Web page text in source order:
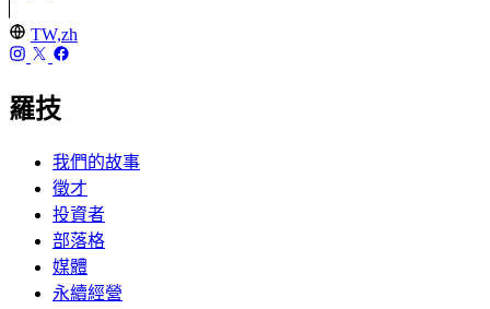
TW,zh
羅技
我們的故事
徵才
投資者
部落格
媒體
永續經營